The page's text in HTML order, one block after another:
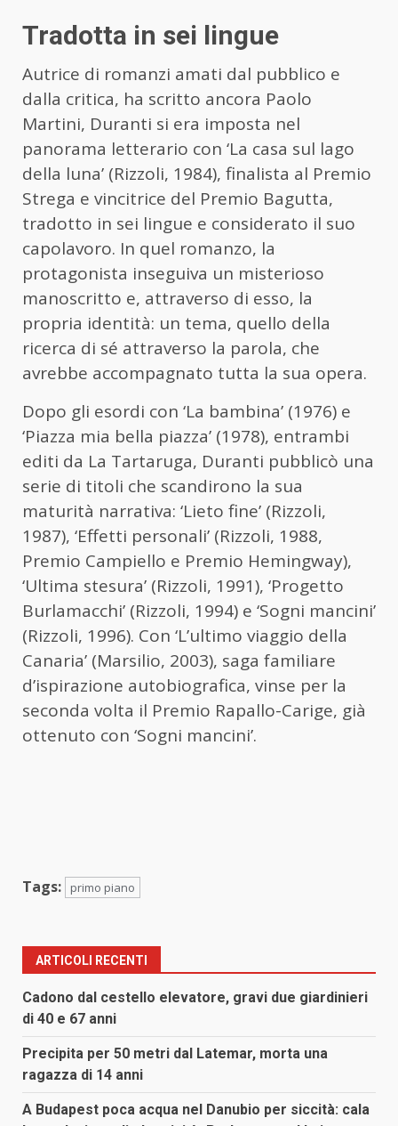
Tradotta in sei lingue
Autrice di romanzi amati dal pubblico e
dalla critica, ha scritto ancora Paolo
Martini, Duranti si era imposta nel
panorama letterario con ‘La casa sul lago
della luna’ (Rizzoli, 1984), finalista al Premio
Strega e vincitrice del Premio Bagutta,
tradotto in sei lingue e considerato il suo
capolavoro. In quel romanzo, la
protagonista inseguiva un misterioso
manoscritto e, attraverso di esso, la
propria identità: un tema, quello della
ricerca di sé attraverso la parola, che
avrebbe accompagnato tutta la sua opera.
Dopo gli esordi con ‘La bambina’ (1976) e
‘Piazza mia bella piazza’ (1978), entrambi
editi da La Tartaruga, Duranti pubblicò una
serie di titoli che scandirono la sua
maturità narrativa: ‘Lieto fine’ (Rizzoli,
1987), ‘Effetti personali’ (Rizzoli, 1988,
Premio Campiello e Premio Hemingway),
‘Ultima stesura’ (Rizzoli, 1991), ‘Progetto
Burlamacchi’ (Rizzoli, 1994) e ‘Sogni mancini’
(Rizzoli, 1996). Con ‘L’ultimo viaggio della
Canaria’ (Marsilio, 2003), saga familiare
d’ispirazione autobiografica, vinse per la
seconda volta il Premio Rapallo-Carige, già
ottenuto con ‘Sogni mancini’.
Tags: primo piano
ARTICOLI RECENTI
Cadono dal cestello elevatore, gravi due giardinieri
di 40 e 67 anni
Precipita per 50 metri dal Latemar, morta una
ragazza di 14 anni
A Budapest poca acqua nel Danubio per siccità: cala